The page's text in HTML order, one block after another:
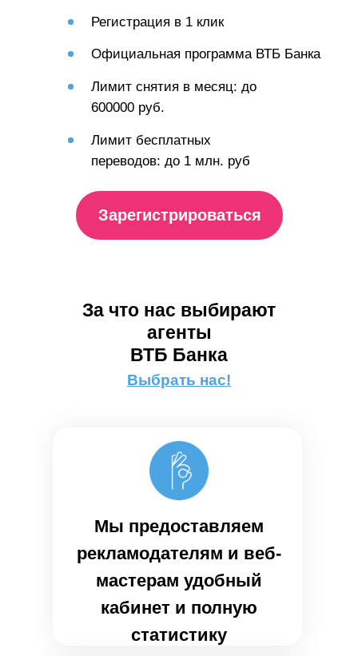
Регистрация в 1 клик
Официальная программа ВТБ Банка
Лимит снятия в месяц: до
600000 руб.
Лимит бесплатных
переводов: до 1 млн. руб
Зарегистрироваться
За что нас выбирают
агенты
ВТБ Банка
Выбрать нас!
Мы предоставляем
рекламодателям и веб-
мастерам удобный
кабинет и полную
статистику